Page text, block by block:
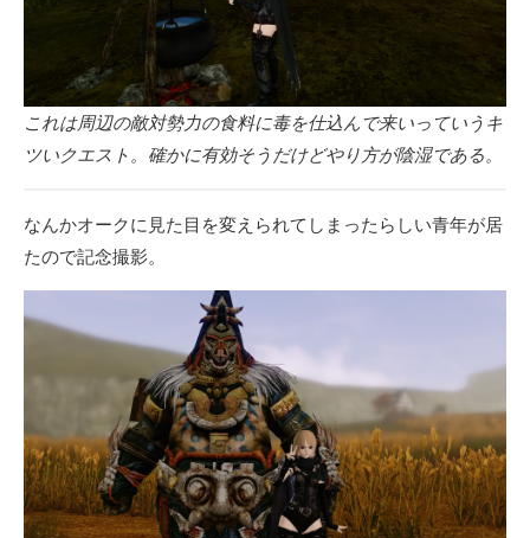
これは周辺の敵対勢力の食料に毒を仕込んで来いっていうキ
ツいクエスト。確かに有効そうだけどやり方が陰湿である。
なんかオークに見た目を変えられてしまったらしい青年が居
たので記念撮影。